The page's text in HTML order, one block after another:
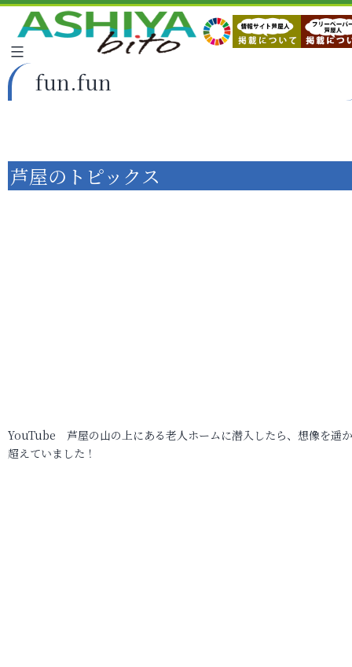
fun.fun
芦屋のトピックス
YouTube 芦屋の山の上にある老人ホームに潜入したら、想像を遥
超えていました！